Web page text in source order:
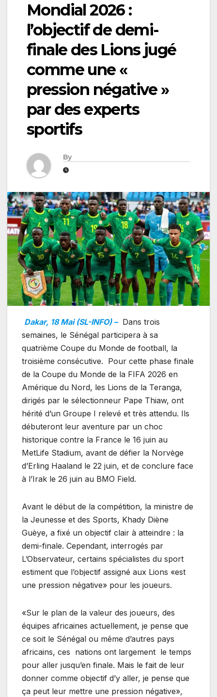
Mondial 2026 :
l’objectif de demi-
finale des Lions jugé
comme une «
pression négative »
par des experts
sportifs
By
Dakar, 18 Mai (SL-INFO) – Dans trois
semaines, le Sénégal participera à sa
quatrième Coupe du Monde de football, la
troisième consécutive. Pour cette phase finale
de la Coupe du Monde de la FIFA 2026 en
Amérique du Nord, les Lions de la Teranga,
dirigés par le sélectionneur Pape Thiaw, ont
hérité d’un Groupe I relevé et très attendu. Ils
débuteront leur aventure par un choc
historique contre la France le 16 juin au
MetLife Stadium, avant de défier la Norvège
d’Erling Haaland le 22 juin, et de conclure face
à l’Irak le 26 juin au BMO Field.
Avant le début de la compétition, la ministre de
la Jeunesse et des Sports, Khady Diène
Guèye, a fixé un objectif clair à atteindre : la
demi-finale. Cependant, interrogés par
L’Observateur, certains spécialistes du sport
estiment que l’objectif assigné aux Lions «est
une pression négative» pour les joueurs.
«Sur le plan de la valeur des joueurs, des
équipes africaines actuellement, je pense que
ce soit le Sénégal ou même d’autres pays
africains, ces nations ont largement le temps
pour aller jusqu’en finale. Mais le fait de leur
donner comme objectif d’y aller, je pense que
ça peut leur mettre une pression négative»,